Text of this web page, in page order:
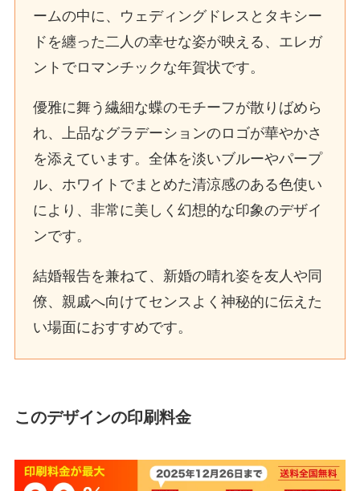
ームの中に、ウェディングドレスとタキシー
ドを纏った二人の幸せな姿が映える、エレガ
ントでロマンチックな年賀状です。
優雅に舞う繊細な蝶のモチーフが散りばめら
れ、上品なグラデーションのロゴが華やかさ
を添えています。全体を淡いブルーやパープ
ル、ホワイトでまとめた清涼感のある色使い
により、非常に美しく幻想的な印象のデザイ
ンです。
結婚報告を兼ねて、新婚の晴れ姿を友人や同
僚、親戚へ向けてセンスよく神秘的に伝えた
い場面におすすめです。
このデザインの印刷料金